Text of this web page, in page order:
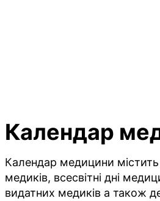
Календар
Календар медицини містить
медиків, всесвітні дні
видатних медиків а також